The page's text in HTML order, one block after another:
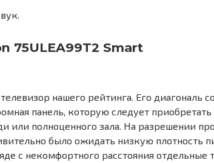
75ULEA99T2 Smart
нашего рейтинга. Его диагональ
панель, которую следует
или полноценного зала. На разрешении
было ожидать низкую плотность
с некомфортного расстояния отдельные